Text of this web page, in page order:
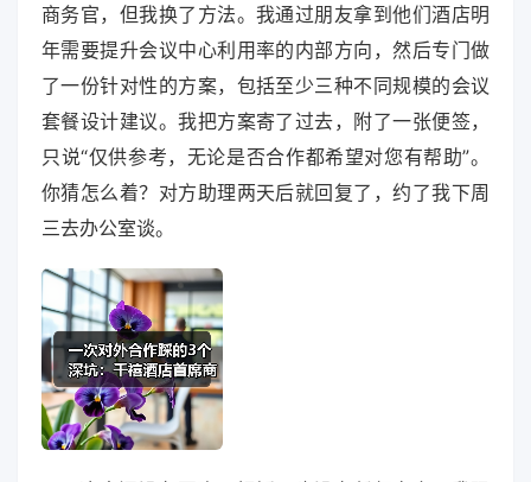
商务官，但我换了方法。我通过朋友拿到他们酒店明
年需要提升会议中心利用率的内部方向，然后专门做
了一份针对性的方案，包括至少三种不同规模的会议
套餐设计建议。我把方案寄了过去，附了一张便签，
只说“仅供参考，无论是否合作都希望对您有帮助”。
你猜怎么着？对方助理两天后就回复了，约了我下周
三去办公室谈。